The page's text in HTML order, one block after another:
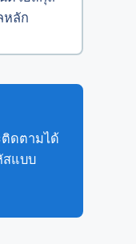
หลัก
ดตามได้
สแบบ